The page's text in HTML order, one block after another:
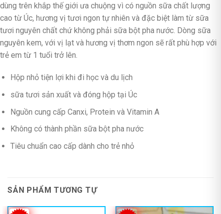
dùng trên khắp thế giới ưa chuộng vì có nguồn sữa chất lượng
cao từ Úc, hương vị tươi ngon tự nhiên và đặc biệt làm từ sữa
tươi nguyên chất chứ không phải sữa bột pha nước. Dòng sữa
nguyên kem, với vị lạt và hương vị thơm ngon sẽ rất phù hợp với
trẻ em từ 1 tuổi trở lên.
Hộp nhỏ tiện lợi khi đi học và du lịch
sữa tươi sản xuất và đóng hộp tại Úc
Nguồn cung cấp Canxi, Protein và Vitamin A
Không có thành phần sữa bột pha nước
Tiêu chuẩn cao cấp dành cho trẻ nhỏ
SẢN PHẨM TƯƠNG TỰ